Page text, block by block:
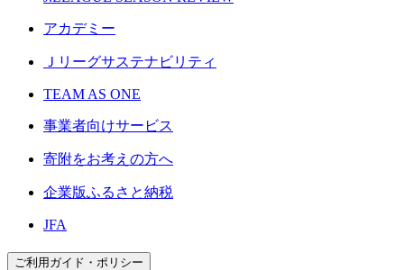
アカデミー
Ｊリーグサステナビリティ
TEAM AS ONE
事業者向けサービス
寄附をお考えの方へ
企業版ふるさと納税
JFA
ご利用ガイド・ポリシー